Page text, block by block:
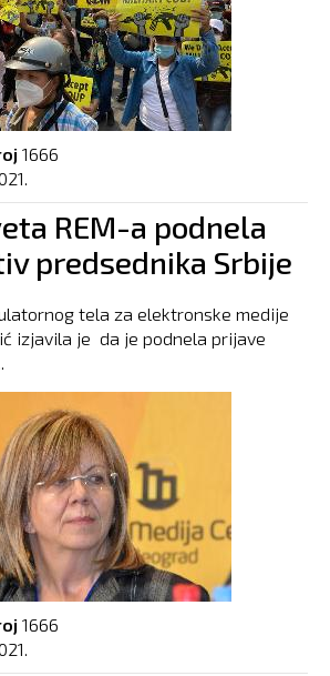
1666
REM-a podnela
predsednika Srbije
tela za elektronske medije
izjavila je da je podnela prijave
1666